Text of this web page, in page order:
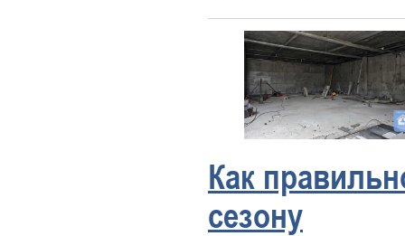
Как
сезону